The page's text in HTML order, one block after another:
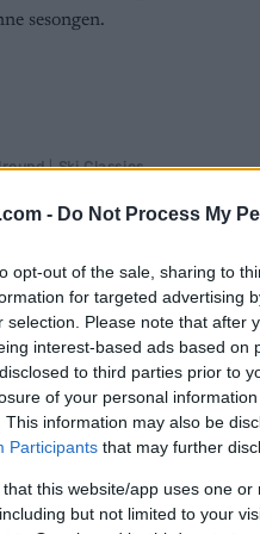
- Do Not Process My
opt-out of the sale, sharing to
for targeted advertising
selection. Please note that after
interest-based ads based
to third parties prior to
of your personal
This information may also be
Participants that may further
that this website/app uses one
but not limited to your
|Ski Classics
og
lørdag
SCHEVE 31.03.2023
startlister for lørdagens
Reistadløpet, NM del to
for junior på Tolga.